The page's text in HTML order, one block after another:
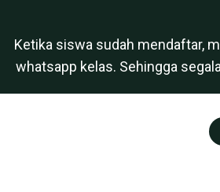
Ketika siswa sudah mendaftar,
whatsapp kelas. Sehingga